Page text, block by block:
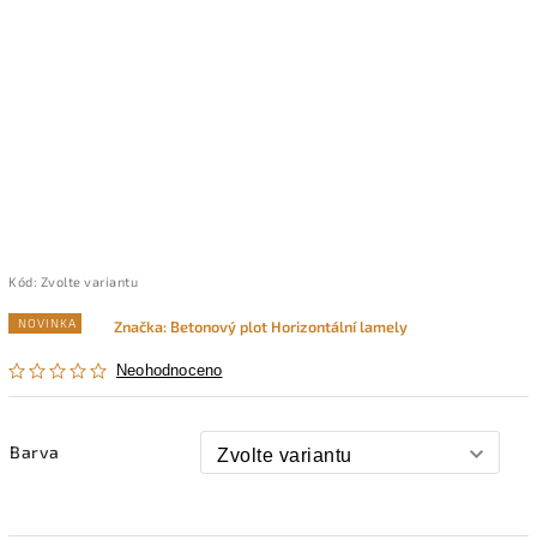
Kód: Zvolte variantu
NOVINKA
Neohodnoceno
Značka: Betonový plot Horizontální lamely
Barva